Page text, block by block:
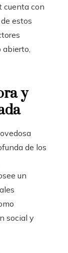
cuenta con
estos
abierto,
y
de los
un
social y